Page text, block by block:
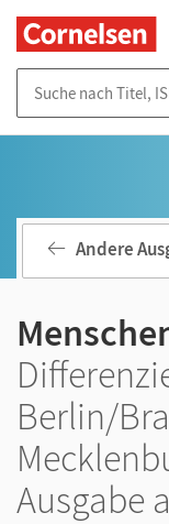
Andere
Berlin/
Ausgabe